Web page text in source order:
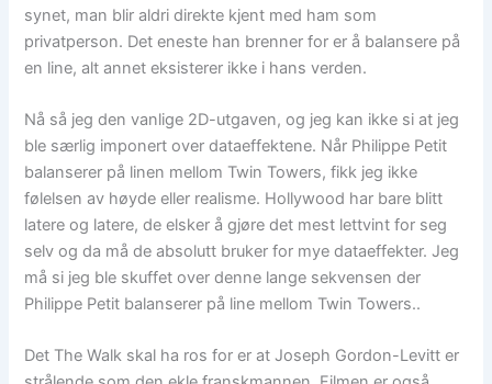
synet, man blir aldri direkte kjent med ham som
privatperson. Det eneste han brenner for er å balansere på
en line, alt annet eksisterer ikke i hans verden.
Nå så jeg den vanlige 2D-utgaven, og jeg kan ikke si at jeg
ble særlig imponert over dataeffektene. Når Philippe Petit
balanserer på linen mellom Twin Towers, fikk jeg ikke
følelsen av høyde eller realisme. Hollywood har bare blitt
latere og latere, de elsker å gjøre det mest lettvint for seg
selv og da må de absolutt bruker for mye dataeffekter. Jeg
må si jeg ble skuffet over denne lange sekvensen der
Philippe Petit balanserer på line mellom Twin Towers..
Det The Walk skal ha ros for er at Joseph Gordon-Levitt er